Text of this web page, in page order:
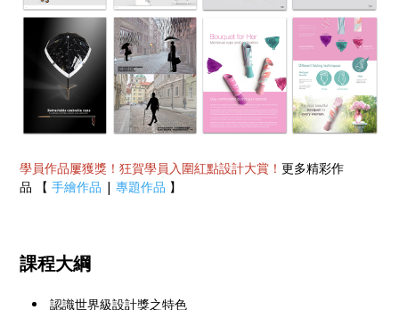
學員作品屢獲獎！狂賀學員入圍紅點設計大賞！更多精彩作
品 【手繪作品 |專題作品 】
課程大綱
認識世界級設計獎之特色